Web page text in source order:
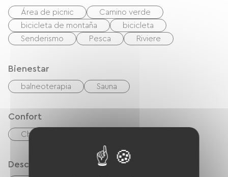
Área de picnic
Camino verde
bicicleta de montaña
bicicleta
Senderismo
Pesca Riviere
Bienestar
balneoterapia Sauna
Confort
Chimenea
Descripción